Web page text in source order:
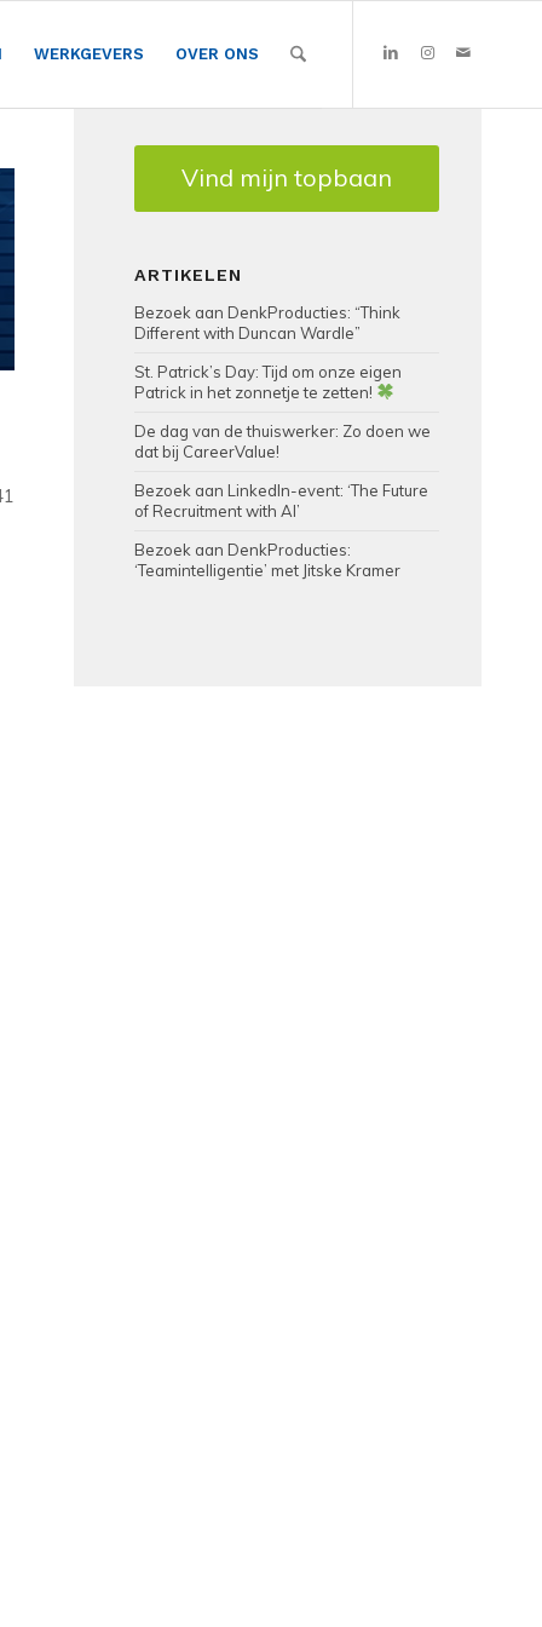
WERKGEVERS OVER ONS
Vind mijn topbaan
ARTIKELEN
Bezoek aan DenkProducties: “Think
Different with Duncan Wardle”
St. Patrick’s Day: Tijd om onze eigen
Patrick in het zonnetje te zetten!
De dag van de thuiswerker: Zo doen we
dat bij CareerValue!
Bezoek aan LinkedIn-event: ‘The Future
of Recruitment with AI’
Bezoek aan DenkProducties:
‘Teamintelligentie’ met Jitske Kramer